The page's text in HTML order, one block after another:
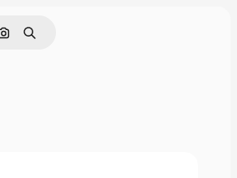
画像で検索
検索